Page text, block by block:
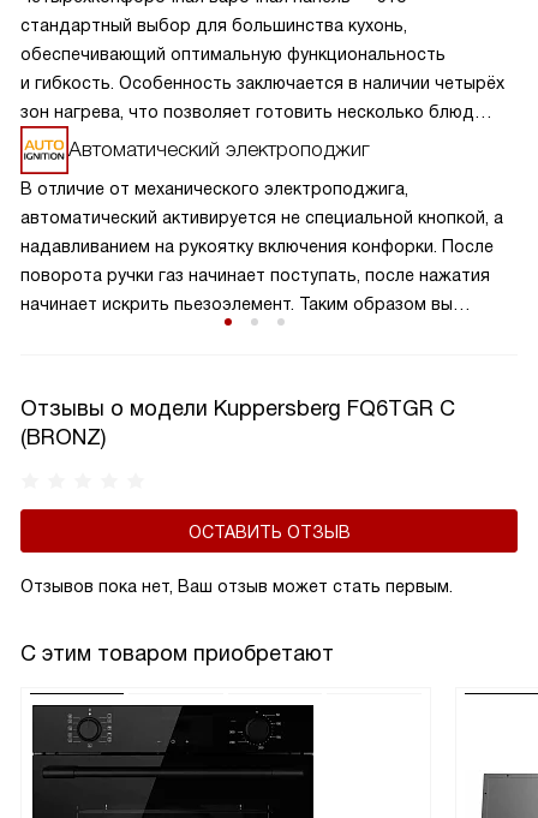
стандартный выбор для большинства кухонь,
обеспечивающий оптимальную функциональность
и гибкость. Особенность заключается в наличии четырёх
зон нагрева, что позволяет готовить несколько блюд
одновременно, экономя время и усилия. Разнообразие
размеров и мощностей конфорок подходит для
различных кулинарных задач, от быстрого кипячения
до медленного тушения. Такая панель обеспечивает
равномерное распределение тепла и удобное
расположение посуды, что делает её идеальной для
семейного использования.
Автоматический электроподжиг
В отличие от механического электроподжига,
автоматический активируется не специальной кнопкой, а
надавливанием на рукоятку включения конфорки. После
поворота ручки газ начинает поступать, после нажатия
начинает искрить пьезоэлемент. Таким образом вы
Отзывы о модели Kuppersberg FQ6TGR C
(BRONZ)
ОСТАВИТЬ ОТЗЫВ
Отзывов пока нет, Ваш отзыв может стать первым.
С этим товаром приобретают